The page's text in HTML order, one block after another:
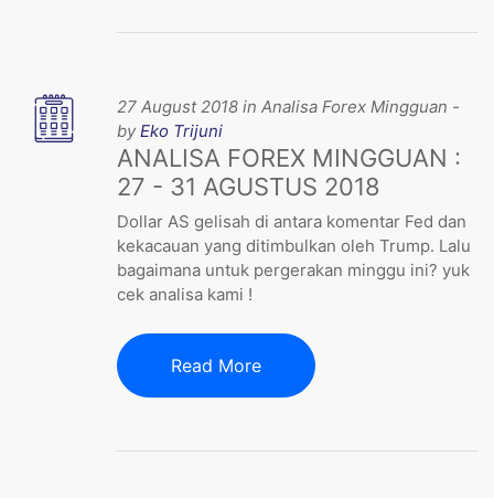
27 August 2018 in Analisa Forex Mingguan -
byEko Trijuni
ANALISA FOREX MINGGUAN :
27 - 31 AGUSTUS 2018
Dollar AS gelisah di antara komentar Fed dan
kekacauan yang ditimbulkan oleh Trump. Lalu
bagaimana untuk pergerakan minggu ini? yuk
cek analisa kami !
Read More